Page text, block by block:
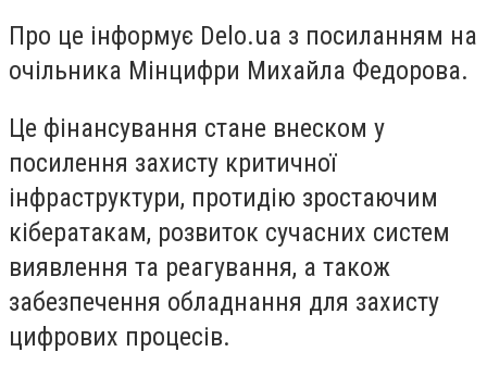
Про це інформує Delo.ua з посиланням на
очільника Мінцифри Михайла Федорова.
Це фінансування стане внеском у
посилення захисту критичної
інфраструктури, протидію зростаючим
кібератакам, розвиток сучасних систем
виявлення та реагування, а також
забезпечення обладнання для захисту
цифрових процесів.